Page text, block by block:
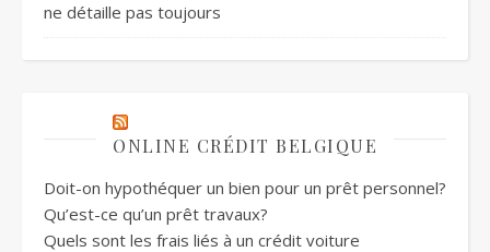
ne détaille pas toujours
ONLINE CRÉDIT BELGIQUE
Doit-on hypothéquer un bien pour un prêt personnel?
Qu’est-ce qu’un prêt travaux?
Quels sont les frais liés à un crédit voiture